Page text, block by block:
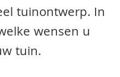
tuinontwerp. In
wensen u
tuin.